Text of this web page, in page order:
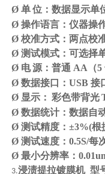
Ø 单位：数据显示单
Ø 操作语言：仪器操
Ø 校准方式：两点校
Ø 测试模式：可选择
Ø 电源：普通 AA（5
Ø 数据接口：USB 接
Ø 显示： 彩色带背光
Ø 数据统计：数据自
Ø 测试精度：±3%(根
Ø 测试速度：0.5S/每
Ø 最小分辨率：
3.浸渍提拉镀膜机 型